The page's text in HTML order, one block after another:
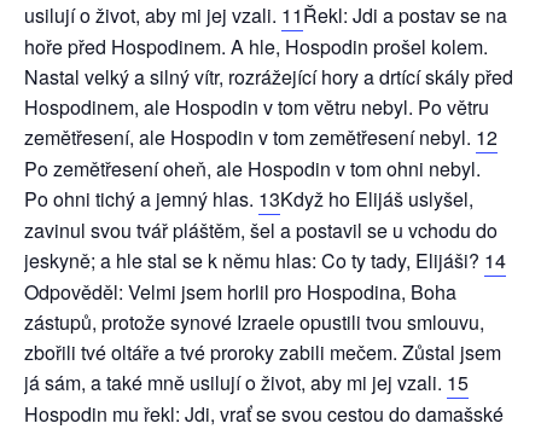
usilují o život, aby mi jej vzali. 11Řekl: Jdi a postav se na
hoře před Hospodinem. A hle, Hospodin prošel kolem.
Nastal velký a silný vítr, rozrážející hory a drtící skály před
Hospodinem, ale Hospodin v tom větru nebyl. Po větru
zemětřesení, ale Hospodin v tom zemětřesení nebyl. 12
Po zemětřesení oheň, ale Hospodin v tom ohni nebyl.
Po ohni tichý a jemný hlas. 13Když ho Elijáš uslyšel,
zavinul svou tvář pláštěm, šel a postavil se u vchodu do
jeskyně; a hle stal se k němu hlas: Co ty tady, Elijáši? 14
Odpověděl: Velmi jsem horlil pro Hospodina, Boha
zástupů, protože synové Izraele opustili tvou smlouvu,
zbořili tvé oltáře a tvé proroky zabili mečem. Zůstal jsem
já sám, a také mně usilují o život, aby mi jej vzali. 15
Hospodin mu řekl: Jdi, vrať se svou cestou do damašské